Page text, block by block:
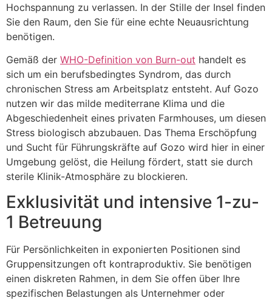
Hochspannung zu verlassen. In der Stille der Insel finden
Sie den Raum, den Sie für eine echte Neuausrichtung
benötigen.
Gemäß der WHO-Definition von Burn-out handelt es
sich um ein berufsbedingtes Syndrom, das durch
chronischen Stress am Arbeitsplatz entsteht. Auf Gozo
nutzen wir das milde mediterrane Klima und die
Abgeschiedenheit eines privaten Farmhouses, um diesen
Stress biologisch abzubauen. Das Thema Erschöpfung
und Sucht für Führungskräfte auf Gozo wird hier in einer
Umgebung gelöst, die Heilung fördert, statt sie durch
sterile Klinik-Atmosphäre zu blockieren.
Exklusivität und intensive 1-zu-
1 Betreuung
Für Persönlichkeiten in exponierten Positionen sind
Gruppensitzungen oft kontraproduktiv. Sie benötigen
einen diskreten Rahmen, in dem Sie offen über Ihre
spezifischen Belastungen als Unternehmer oder